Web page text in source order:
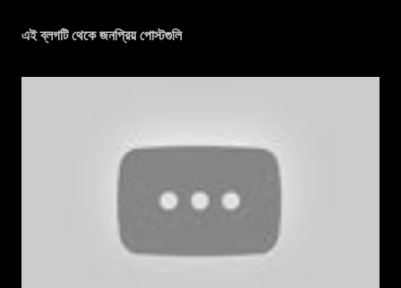
এই ব্লগটি থেকে জনপ্রিয় পোস্টগুলি